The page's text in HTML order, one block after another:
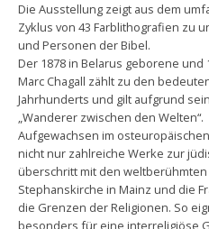
Die Ausstellung zeigt aus dem
Zyklus von 43 Farblithografien zu
und Personen der Bibel.
Der 1878 in Belarus geborene
Marc Chagall zählt zu den
Jahrhunderts und gilt aufgrund
„Wanderer zwischen den Welten“.
Aufgewachsen im
nicht nur zahlreiche Werke zur
überschritt mit den
Stephanskirche in Mainz und die
die Grenzen der Religionen. So
besonders für eine interreligiöse